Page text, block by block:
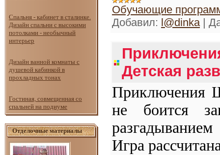
Спальня - кабинет в сталинке.
Дизайн спальни с высокими
потолками - необычный
интерьер
Дизайн ванной комнаты с
душевой кабинкой в
прохладных тонах
Гостиная, совмещенная со
спальней на подиуме
Отделочные материалы
Обучающие
Добавил: l@dinka|
Детская
Приключения
не боится
Игра